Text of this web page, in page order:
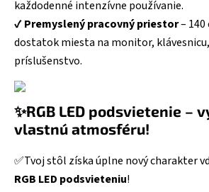
každodenné intenzívne používanie.
✔️Premyslený pracovný priestor– 140
dostatok miesta na monitor,
príslušenstvo.
✨RGB LED podsvietenie –
vlastnú atmosféru!
✅Tvoj stôl získa úplne nový charakter
RGB LED podsvieteniu!